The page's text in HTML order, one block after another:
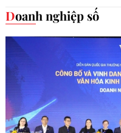
Doanh nghiệp số